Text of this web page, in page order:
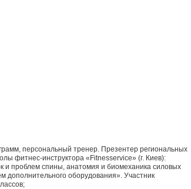
персональный тренер. Презентер региональных
фитнес-инструктора «Fitnesservice» (г. Киев):
и проблем спины, анатомия и биомеханика силовых
дополнительного оборудования». Участник